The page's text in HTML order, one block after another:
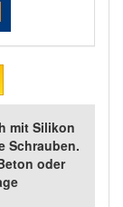
mit Silikon
Schrauben.
oder